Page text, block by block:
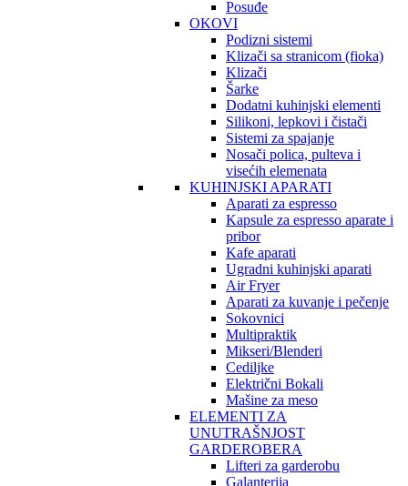
Posuđe
OKOVI
Podizni sistemi
Klizači sa stranicom (fioka)
Klizači
Šarke
Dodatni kuhinjski elementi
Silikoni, lepkovi i čistači
Sistemi za spajanje
Nosači polica, pulteva i
visećih elemenata
KUHINJSKI APARATI
Aparati za espresso
Kapsule za espresso aparate i
pribor
Kafe aparati
Ugradni kuhinjski aparati
Air Fryer
Aparati za kuvanje i pečenje
Sokovnici
Multipraktik
Mikseri/Blenderi
Cediljke
Električni Bokali
Mašine za meso
ELEMENTI ZA
UNUTRAŠNJOST
GARDEROBERA
Lifteri za garderobu
Galanterija